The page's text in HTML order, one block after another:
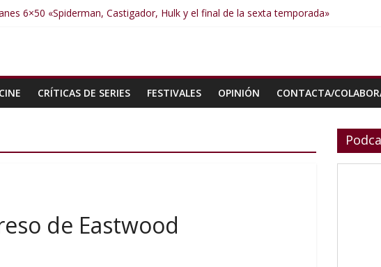
6×50 «Spiderman, Castigador, Hulk y el final de la sexta temporada»
6×46 «Ciudadano Minion»
CRÍTICAS DE SERIES FESTIVALES OPINIÓN CONTACTA/
de Eastwood